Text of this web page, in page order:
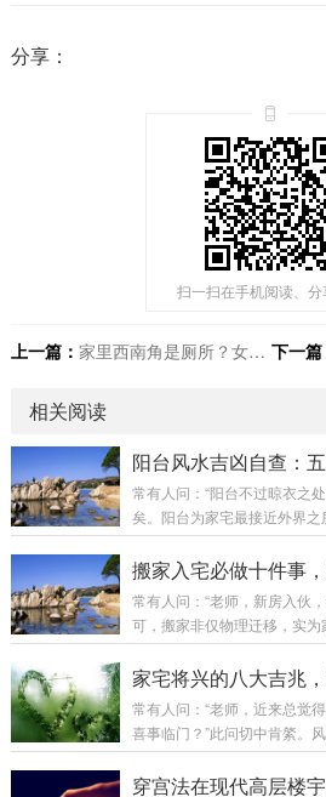
分享：
扫一扫在手机阅读、分
上一篇： 家里西南角是厕所？女主人要遭罪了！ 下一篇
相关阅读
阳台风水吉凶自查：
常有人问：“阳台不过晾衣之
矣。阳台为家宅最接近外界
视野格局之眼目。阳台吉则
为诸位详列阳台风水之核心要
独厚之吉象：环境类型风水寓
气充足，贵人运旺面向河流
持距离）气场清净，平安吉祥
搬家入宅必做十件事
常有人问：“老师，新房入伙
可，搬家非仅物理迁移，实为
纸，落笔第一划，奠定整幅
为诸位详述搬家入宅之完整流
搬家非周末闲事，须择吉而
月）；避开与家中成员属相相
家宅将兴的八大吉兆
常有人问：“老师，近来总觉
喜事临门？”此问切中肯綮。
好运即将来临时，家宅气场
兆。今日便将民间传承中最灵
穿宫法在现代高层楼